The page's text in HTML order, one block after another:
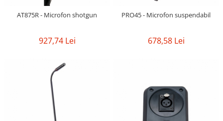
AT875R - Microfon shotgun
927,74 Lei
PRO45 - Microfon suspendabil
678,58 Lei